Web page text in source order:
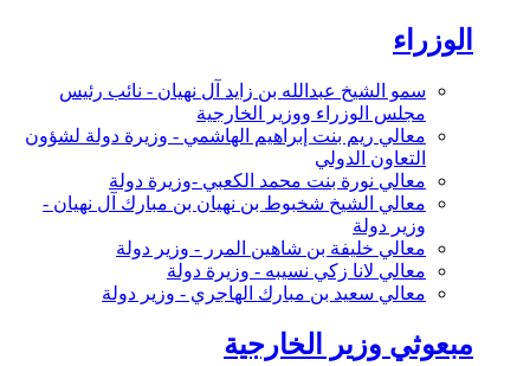
الوزراء
سمو الشيخ عبدالله بن زايد آل نهيان - نائب رئيس
مجلس الوزراء ووزير الخارجية
معالي ريم بنت إبراهيم الهاشمي - وزيرة دولة لشؤون
التعاون الدولي
معالي نورة بنت محمد الكعبي -وزيرة دولة
معالي الشيخ شخبوط بن نهيان بن مبارك آل نهيان -
وزير دولة
معالي خليفة بن شاهين المرر - وزير دولة
معالي لانا زكي نسيبه - وزيرة دولة
معالي سعيد بن مبارك الهاجري - وزير دولة
مبعوثي وزير الخارجية